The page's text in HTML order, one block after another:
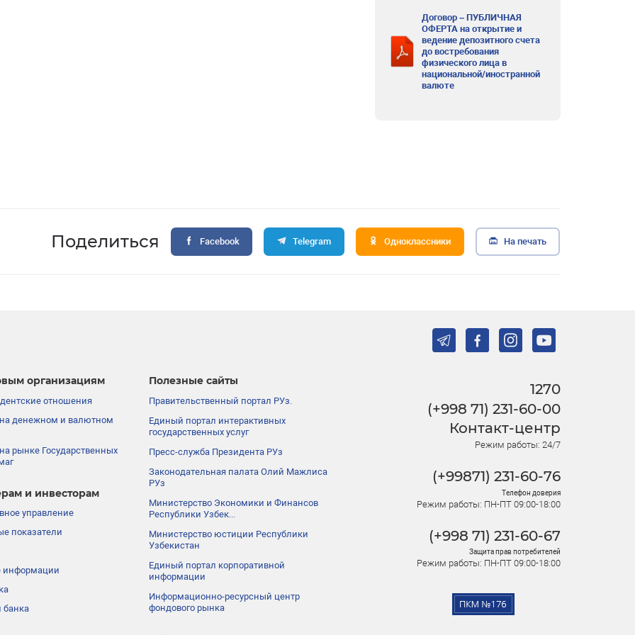
Договор – ПУБЛИЧНАЯ
ОФЕРТА на открытие и
ведение депозитного счета
до востребования
физического лица в
национальной/иностранной
валюте
Поделиться Facebook Telegram Одноклассники На печать
организациям
отношения
денежном и валютном
рынке Государственных
и инвесторам
управление
показатели
информации
банка
Полезные сайты
Правительственный портал РУз.
Единый портал интерактивных
государственных услуг
Пресс-служба Президента РУз
Законодательная палата Олий Мажлиса
РУз
Министерство Экономики и Финансов
Республики Узбек...
Министерство юстиции Республики
Узбекистан
Единый портал корпоративной
информации
Информационно-ресурсный центр
фондового рынка
1270
(+998 71) 231-60-00
Контакт-центр
Режим работы: 24/7
(+99871) 231-60-76
Телефон доверия
Режим работы: ПН-ПТ 09:00-18:00
(+998 71) 231-60-67
Защита прав потребителей
Режим работы: ПН-ПТ 09:00-18:00